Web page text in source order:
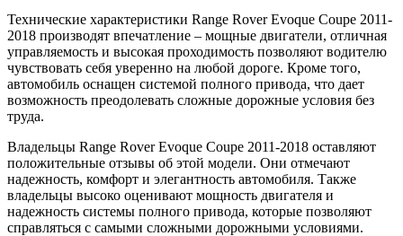
Технические характеристики Range Rover Evoque Coupe 2011-
2018 производят впечатление – мощные двигатели, отличная
управляемость и высокая проходимость позволяют водителю
чувствовать себя уверенно на любой дороге. Кроме того,
автомобиль оснащен системой полного привода, что дает
возможность преодолевать сложные дорожные условия без
труда.
Владельцы Range Rover Evoque Coupe 2011-2018 оставляют
положительные отзывы об этой модели. Они отмечают
надежность, комфорт и элегантность автомобиля. Также
владельцы высоко оценивают мощность двигателя и
надежность системы полного привода, которые позволяют
справляться с самыми сложными дорожными условиями.